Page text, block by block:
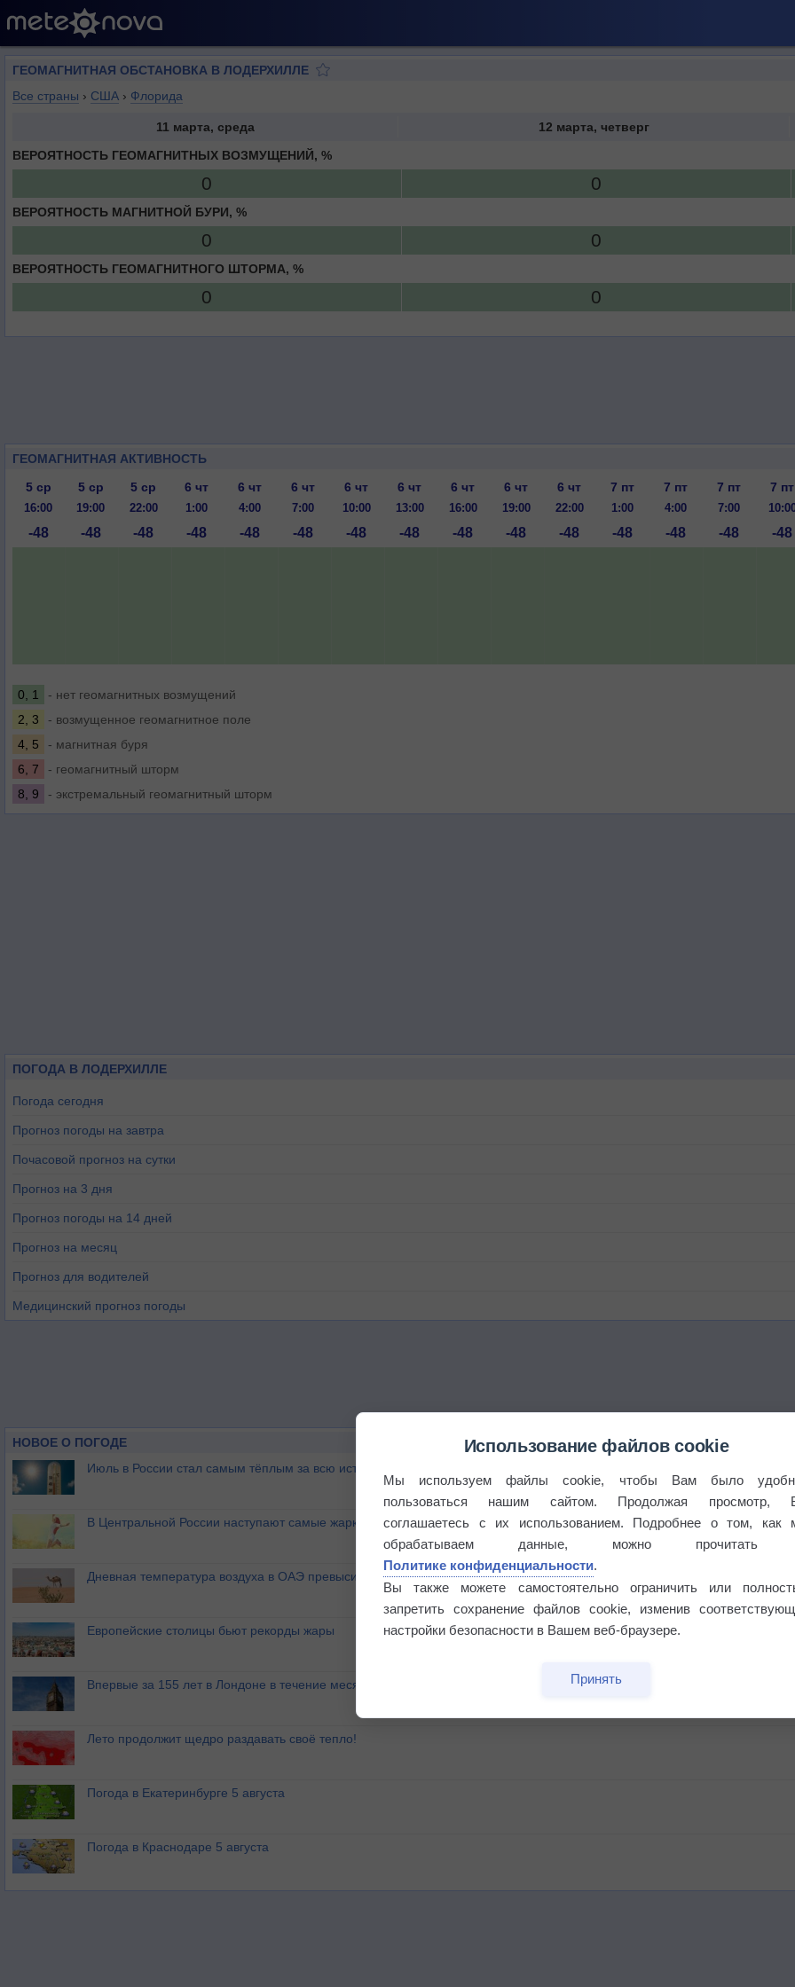
ГЕОМАГНИТНАЯ ОБСТАНОВКА В ЛОДЕРХИЛЛЕ
Все страны › США › Флорида
11 марта, среда
12 марта, четверг
ВЕРОЯТНОСТЬ ГЕОМАГНИТНЫХ ВОЗМУЩЕНИЙ, %
0 0
ВЕРОЯТНОСТЬ МАГНИТНОЙ БУРИ, %
0 0
ВЕРОЯТНОСТЬ ГЕОМАГНИТНОГО ШТОРМА, %
0 0
ГЕОМАГНИТНАЯ АКТИВНОСТЬ
5 ср
5 ср 5 ср 6 чт 6 чт 6 чт 6 чт 6 чт 6 чт 6 чт 6 чт 7 пт 7 пт 7 пт 7 пт
16:00 19:00 22:00 1:00 4:00 7:00 10:00 13:00 16:00 19:00 22:00 1:00 4:00 7:00
-48 -48 -48 -48 -48 -48 -48 -48 -48 -48 -48 -48 -48 -48 -48
0, 1
- нет геомагнитных возмущений
2, 3
- возмущенное геомагнитное поле
4, 5
- магнитная буря
6, 7
- геомагнитный шторм
8, 9
- экстремальный геомагнитный шторм
ПОГОДА В ЛОДЕРХИЛЛЕ
Погода сегодня
Прогноз погоды на завтра
Почасовой прогноз на сутки
Прогноз на 3 дня
Прогноз погоды на 14 дней
Прогноз на месяц
Прогноз для водителей
Медицинский прогноз погоды
НОВОЕ О ПОГОДЕ
Июль в России стал самым тёплым за всю историю
В Центральной России наступают самые жаркие дни этого лета
Дневная температура воздуха в ОАЭ превысила +51°
Европейские столицы бьют рекорды жары
Впервые за 155 лет в Лондоне в течение месяца не выпадал дождь
Лето продолжит щедро раздавать своё тепло!
Погода в Екатеринбурге 5 августа
Погода в Краснодаре 5 августа
Использование файлов cookie
Мы используем файлы cookie, чтобы Вам было
пользоваться нашим сайтом. Продолжая просмотр,
соглашаетесь с их использованием. Подробнее о том, как
обрабатываем данные, можно прочитать
Политике конфиденциальности.
Вы также можете самостоятельно ограничить или
запретить сохранение файлов cookie, изменив
настройки безопасности в Вашем веб-браузере.
Принять